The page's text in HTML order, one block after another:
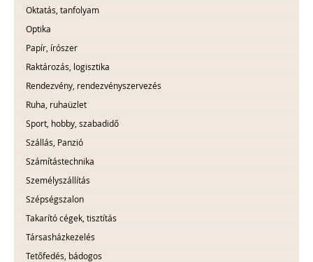
Oktatás, tanfolyam
Optika
Papír, írószer
Raktározás, logisztika
Rendezvény, rendezvényszervezés
Ruha, ruhaüzlet
Sport, hobby, szabadidő
Szállás, Panzió
Számítástechnika
Személyszállítás
Szépségszalon
Takarító cégek, tisztítás
Társasházkezelés
Tetőfedés, bádogos